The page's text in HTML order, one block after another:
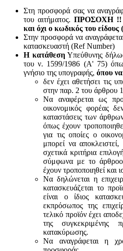
Στη προσφορά σας να
του αιτήματος.ΠΡΟΣΟΧΗ !! Ο
και όχι ο κωδικός του
Στην προσφορά να
κατασκευαστή (Ref Number)
Η κατάθεσηΥπεύθυνης
του ν. 1599/1986 (Α' 75)
γνήσιο της υπογραφής, όπου
δεν έχει αθετήσει τις
στην παρ. 2 του άρθρου
Να αναφέρεται ως
οικονομικός φορέας
καταστάσεις των
όπως έχουν
για τις οποίες ο
μπορεί να
σχετικά κριτήρια
σύμφωνα με τo
έχουν τροποποιηθεί και
Να δηλώνεται η
κατασκευάζεται το
είναι ο ίδιος
εκπρόσωπος της
τελικό προϊόν έχει
της συγκεκριμένης
κατακύρωσης.
Να αναγράφεται η